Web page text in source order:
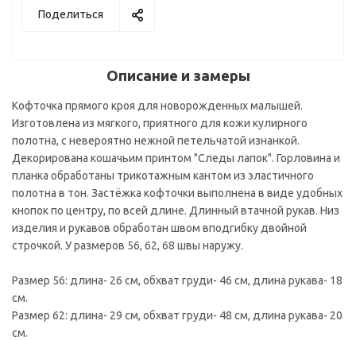
Поделиться
Описание и замеры
Кофточка прямого кроя для новорожденных малышей.
Изготовлена из мягкого, приятного для кожи кулирного
полотна, с невероятно нежной петельчатой изнанкой.
Декорирована кошачьим принтом "Следы лапок". Горловина и
планка обработаны трикотажным кантом из эластичного
полотна в тон. Застёжка кофточки выполнена в виде удобных
кнопок по центру, по всей длине. Длинный втачной рукав. Низ
изделия и рукавов обработан швом вподгибку двойной
строчкой. У размеров 56, 62, 68 швы наружу.
Размер 56: длина- 26 см, обхват груди- 46 см, длина рукава- 18
см.
Размер 62: длина- 29 см, обхват груди- 48 см, длина рукава- 20
см.